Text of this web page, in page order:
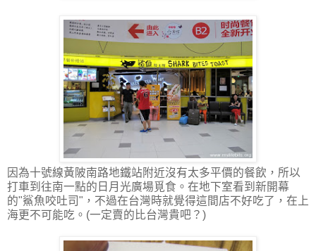
因為十號線黃陂南路地鐵站附近沒有太多平價的餐飲，所以
打車到往南一點的日月光廣場覓食。在地下室看到新開幕
的"鯊魚咬吐司"，不過在台灣時就覺得這間店不好吃了，在上
海更不可能吃。(一定賣的比台灣貴吧？)